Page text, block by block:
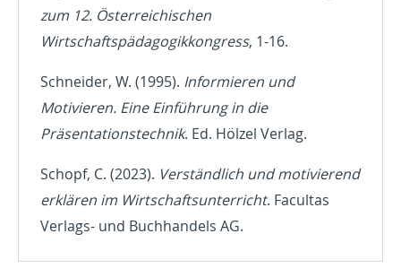
zum 12. Österreichischen
Wirtschaftspädagogikkongress, 1-16.
Schneider, W. (1995). Informieren und
Motivieren. Eine Einführung in die
Präsentationstechnik. Ed. Hölzel Verlag.
Schopf, C. (2023). Verständlich und motivierend
erklären im Wirtschaftsunterricht. Facultas
Verlags- und Buchhandels AG.